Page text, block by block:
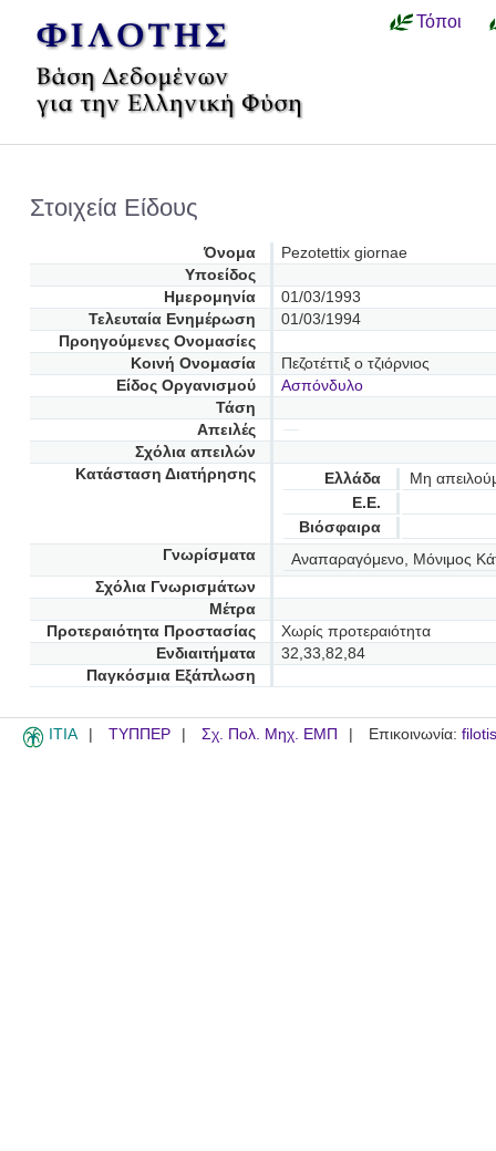
Τόποι
Στοιχεία Είδους
Όνομα
Pezotettix giornae
Υποείδος
Ημερομηνία
01/03/1993
Τελευταία Ενημέρωση
01/03/1994
Προηγούμενες Oνομασίες
Κοινή Ονομασία
Πεζοτέττιξ ο τζιόρνιος
Είδος Οργανισμού
Ασπόνδυλο
Τάση
Απειλές
Σχόλια απειλών
Κατάσταση Διατήρησης
Ελλάδα
Μη
Ε.Ε.
Βιόσφαιρα
Γνωρίσματα
Αναπαραγόμενο, Μόνιμος
Σχόλια Γνωρισμάτων
Μέτρα
Προτεραιότητα Προστασίας
Χωρίς προτεραιότητα
Ενδιαιτήματα
32,33,82,84
Παγκόσμια Εξάπλωση
ITIA ΤΥΠΠΕΡ Σχ. Πολ. Μηχ. ΕΜΠ Επικοινωνία: